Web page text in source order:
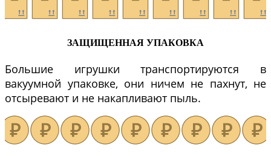
ЗАЩИЩЕННАЯ УПАКОВКА
Большие игрушки транспортируются в
вакуумной упаковке, они ничем не пахнут, не
отсыревают и не накапливают пыль.